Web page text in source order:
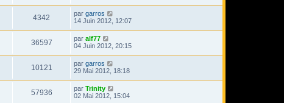
4342 par garros
14 Juin 2012, 12:07
36597 par alf77
04 Juin 2012, 20:15
10121 par garros
29 Mai 2012, 18:18
57936 par Trinity
02 Mai 2012, 15:04